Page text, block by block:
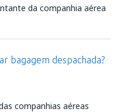
da companhia aérea
bagagem despachada?
companhias aéreas